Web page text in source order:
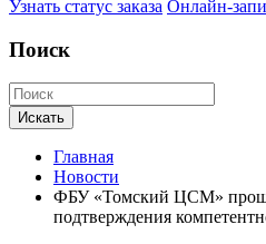
Узнать статус заказа Онлайн-
Поиск
Искать
Главная
Новости
ФБУ «Томский ЦСМ»
подтверждения